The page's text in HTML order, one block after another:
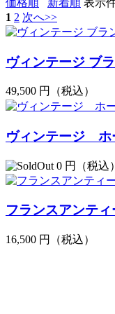
1 2 次へ>>
ヴィンテージ ブ
49,500 円（税込）
ヴィンテージ ホ
0 円（税込）
フランスアンテ
16,500 円（税込）